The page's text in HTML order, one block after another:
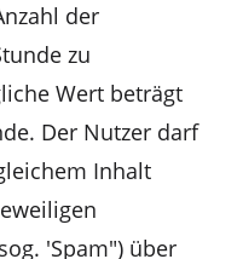
der
zu
Wert beträgt
Der Nutzer darf
Inhalt
'Spam") über